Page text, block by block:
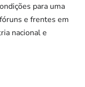
para uma
e frentes em
nacional e